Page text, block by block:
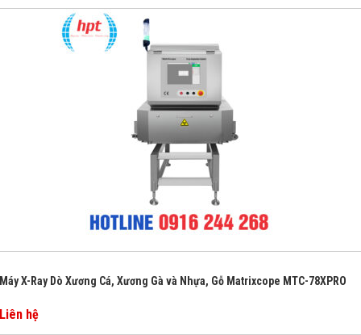
X-Ray Dò Xương Cá, Xương Gà và Nhựa, Gỗ Matrixcope MTC-78XPRO
hệ